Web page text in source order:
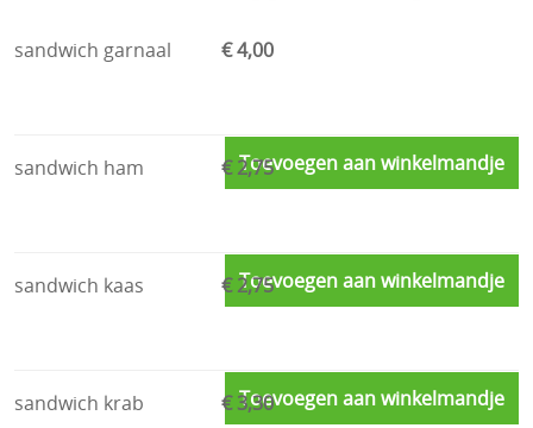
sandwich garnaal € 4,00
Toevoegen aan winkelmandje
sandwich ham € 2,75
Toevoegen aan winkelmandje
sandwich kaas € 2,75
Toevoegen aan winkelmandje
sandwich krab € 3,30